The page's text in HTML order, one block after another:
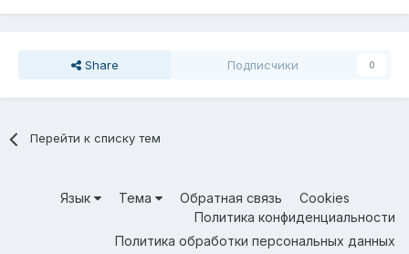
Share Подписчики 0
Перейти к списку тем
Язык Тема Обратная связь
Cookies
Политика конфиденциальности
Политика обработки персональных данных